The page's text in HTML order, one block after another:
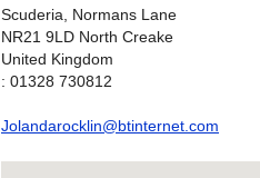
Scuderia, Normans Lane
NR21 9LD North Creake
United Kingdom
: 01328 730812
Jolandarocklin@btinternet.com